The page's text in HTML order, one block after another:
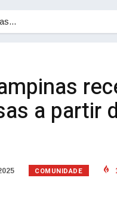
a partir
COMUNIDADE